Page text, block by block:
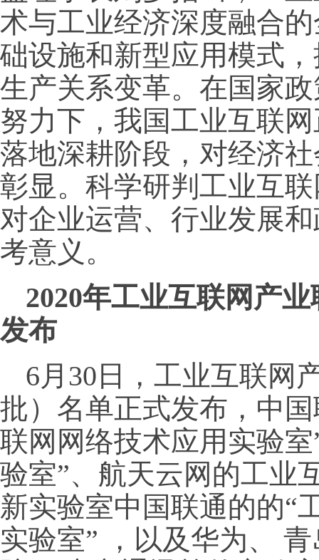
术与工业经济深度融合
础设施和新型应用模式
生产关系变革。在国家
努力下，我国工业互联
落地深耕阶段，对经济
彰显。科学研判工业互
对企业运营、行业发展
考意义。
2020年工业互联网产
发布
6月30日，工业互联网
批）名单正式发布，中
联网网络技术应用实验
验室”、航天云网的工业
新实验室中国联通的的“
实验室” ，以及华为、